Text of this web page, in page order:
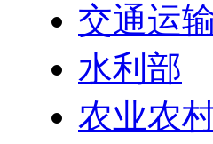
交通运
水利部
农业农